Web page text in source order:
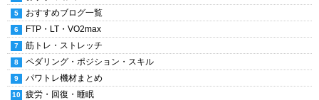
おすすめブログ一覧
FTP・LT・VO2max
筋トレ・ストレッチ
ペダリング・ポジション・スキル
パワトレ機材まとめ
疲労・回復・睡眠